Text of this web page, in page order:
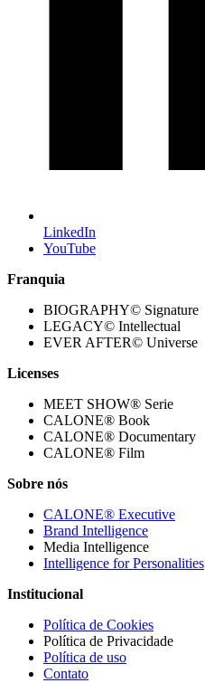
LinkedIn
YouTube
Franquia
BIOGRAPHY© Signature
LEGACY© Intellectual
EVER AFTER© Universe
Licenses
MEET SHOW® Serie
CALONE® Book
CALONE® Documentary
CALONE® Film
Sobre nós
CALONE® Executive
Brand Intelligence
Media Intelligence
Intelligence for Personalities
Institucional
Política de Cookies
Política de Privacidade
Política de uso
Contato